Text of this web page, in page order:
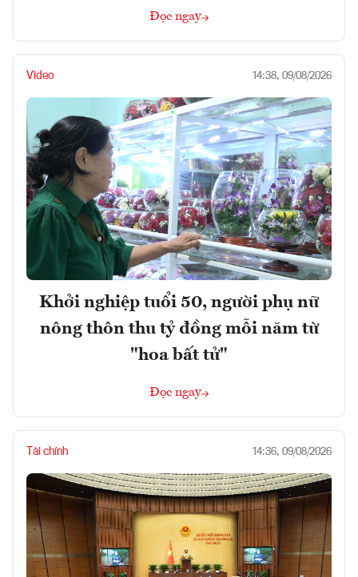
Đọc ngay
Video 14:38, 09/08/2026
Khởi nghiệp tuổi 50, người phụ nữ
nông thôn thu tỷ đồng mỗi năm từ
"hoa bất tử"
Đọc ngay
Tài chính 14:36, 09/08/2026